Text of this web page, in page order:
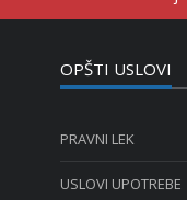
OPŠTI USLOVI
PRAVNI LEK
USLOVI UPOTREBE